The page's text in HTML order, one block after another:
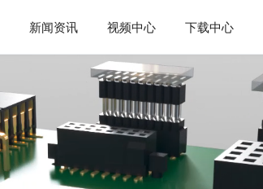
新闻资讯 视频中心 下载中心